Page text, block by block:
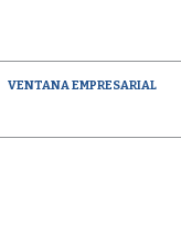
VENTANA EMPRESARIAL